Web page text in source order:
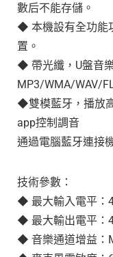
數后不能存儲。
◆ 本機設有全功能
置。
◆ 帶光纖，U盤音
MP3/WMA/WAV/
◆雙模藍牙，播放
app控制調音
通過電腦藍牙連接
技術參數：
◆ 最大輸入電平：
◆ 最大輸出電平：
◆ 音樂通道增益：